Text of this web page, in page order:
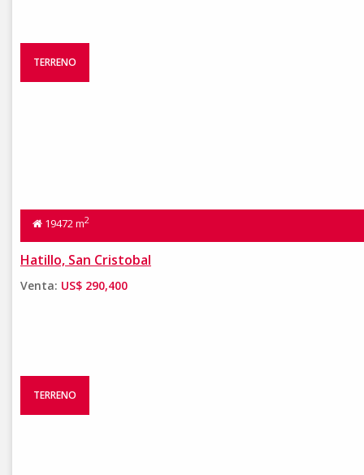
TERRENO
19472 m2
Hatillo, San Cristobal
Venta: US$ 290,400
TERRENO